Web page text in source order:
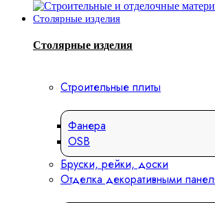
Столярные изделия
Столярные изделия
Строительные плиты
Фанера
OSB
Бруски, рейки, доски
Отделка декоративными